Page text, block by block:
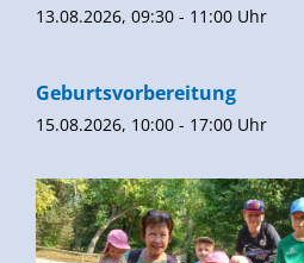
13.08.2026, 09:30 - 11:00 Uhr
Geburtsvorbereitung
15.08.2026, 10:00 - 17:00 Uhr